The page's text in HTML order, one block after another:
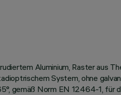
Aluminium, Raster aus
System, ohne
gemäß Norm EN 12464-1, für